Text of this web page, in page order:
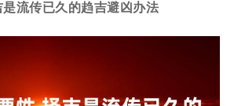
流传已久的趋吉避凶办法